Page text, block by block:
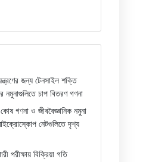
জন্য টেনসাইল শক্তি
নমুনাগুলিতে চাপ বিতরণ গণনা
কোষ গণনা ও জীববৈজ্ঞানিক নমুনা
নেটগুলিতে দৃশ্য
পরীক্ষায় বিক্রিয়া গতি